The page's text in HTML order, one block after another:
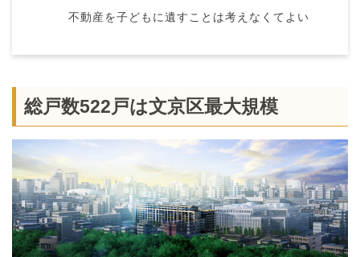
不動産を子どもに遺すことは考えなくてよい
総戸数522戸は文京区最大規模